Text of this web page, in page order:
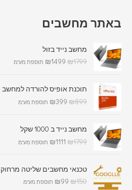
באתר מחשבים
מחשב נייד בזול
₪1799
₪1499 תוספת מע"מ
תוכנת אופיס להורדה למחשב
₪899
₪399 תוספת מע"מ
מחשב נייד ב 1000 שקל
₪1799
₪1111 תוספת מע"מ
טכנאי מחשבים שליטה מרחוק
₪150
₪99 תוספת מע"מ